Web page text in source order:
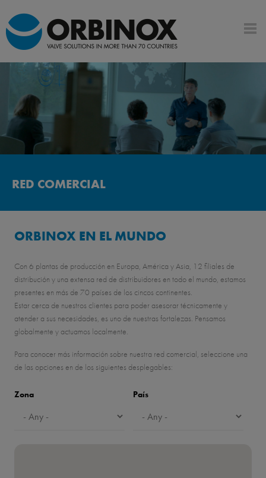
RED COMERCIAL
ORBINOX EN EL MUNDO
Con 6 plantas de producción en Europa, América y Asia, 12 filiales de
distribución y una extensa red de distribuidores en todo el mundo, estamos
presentes en más de 70 países de los cincos continentes.
Estar cerca de nuestros clientes para poder asesorar técnicamente y
atender a sus necesidades, es uno de nuestras fortalezas. Pensamos
globalmente y actuamos localmente.
Para conocer más información sobre nuestra red comercial, seleccione una
de las opciones en de los siguientes desplegables:
Zona País